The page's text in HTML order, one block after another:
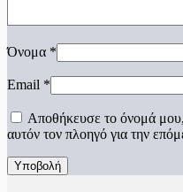
Όνομα *
Email *
Αποθήκευσε το όνομά
αυτόν τον πλοηγό για την